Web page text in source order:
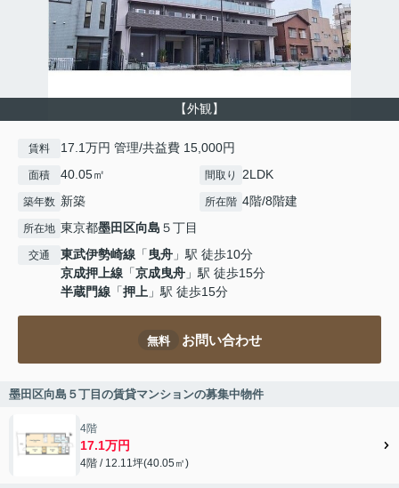
【外観】
賃料 17.1万円 管理/共益費 15,000円
面積 40.05㎡ 間取り 2LDK
築年数 新築 所在階 4階/8階建
所在地 東京都墨田区向島 ５丁目
交通 東武伊勢崎線 「曳舟 」駅 徒歩10分
京成押上線 「京成曳舟 」駅 徒歩15分
半蔵門線 「押上 」駅 徒歩15分
無料 お問い合わせ
墨田区向島５丁目の賃貸マンションの募集中物件
4階
17.1万円
4階 / 12.11坪(40.05㎡)